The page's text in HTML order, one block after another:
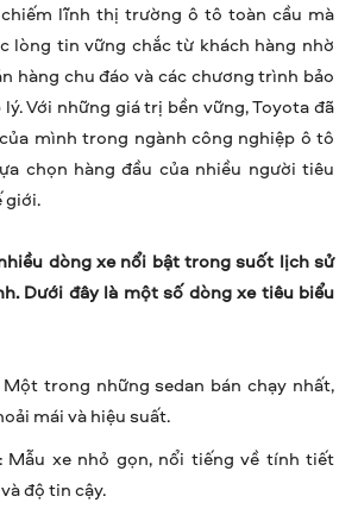
lĩnh thị trường ô tô toàn cầu mà
lòng tin vững chắc từ khách hàng nhờ
hàng chu đáo và các chương trình bảo
Với những giá trị bền vững, Toyota đã
mình trong ngành công nghiệp ô tô
chọn hàng đầu của nhiều người tiêu
giới.
dòng xe nổi bật trong suốt lịch sử
Dưới đây là một số dòng xe tiêu biểu
trong những sedan bán chạy nhất,
mái và hiệu suất.
Mẫu xe nhỏ gọn, nổi tiếng về tính tiết
độ tin cậy.